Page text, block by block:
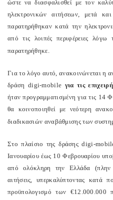
ώστε να διασφαλισθεί με τον
ηλεκτρονικών αιτήσεων, μετά
παρατηρήθηκαν κατά την
από τις λοιπές περιφέρειες
παρατηρήθηκε.
Για το λόγο αυτό, ανακοινώνεται η
δράση digi-mobile για τις
ήταν προγραμματισμένη για τις 14
θα κοινοποιηθεί με νεότερη
διαδικασιών αναβάθμισης των
Στο πλαίσιο της δράσης digi-
Ιανουαρίου έως 10 Φεβρουαρίου
από ολόκληρη την Ελλάδα (πλην
αιτήσεις, υπερκαλύπτοντας κατά
προϋπολογισμό των €12.000.000